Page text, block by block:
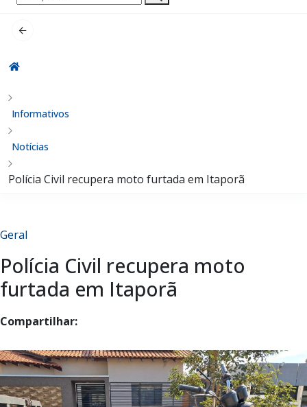
por:
Informativos
Notícias
Polícia Civil recupera moto furtada em Itaporã
Geral
Polícia Civil recupera moto
furtada em Itaporã
Compartilhar: